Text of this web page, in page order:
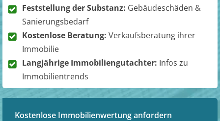
Feststellung der Substanz: Gebäudeschäden &
Sanierungsbedarf
Kostenlose Beratung: Verkaufsberatung ihrer
Immobilie
Langjährige Immobiliengutachter: Infos zu
Immobilientrends
Kostenlose Immobilienwertung anfordern